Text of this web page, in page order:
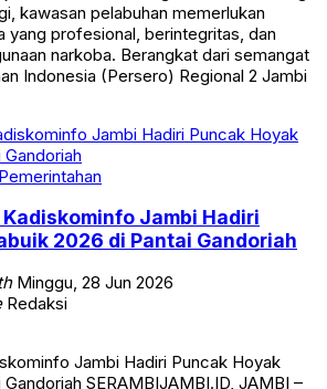
kawasan pelabuhan memerlukan
yang profesional, berintegritas, dan
narkoba. Berangkat dari semangat
Indonesia (Persero) Regional 2 Jambi
Pemerintahan
Jambi Hadiri
2026 di Pantai Gandoriah
Minggu, 28 Jun 2026
Redaksi
Jambi Hadiri Puncak Hoyak
SERAMBIJAMBI.ID, JAMBI –